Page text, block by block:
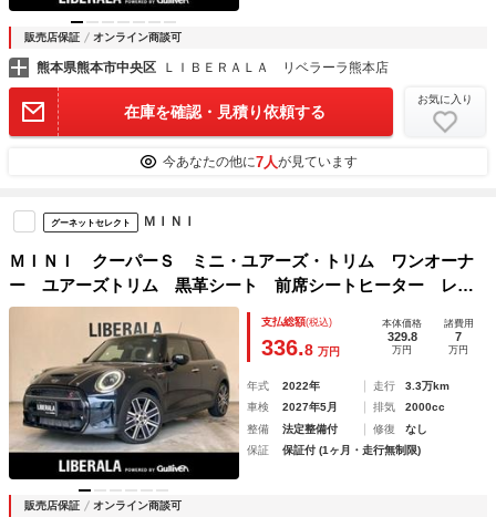
販売店保証 オンライン商談可
熊本県熊本市中央区 ＬＩＢＥＲＡＬＡ リベラーラ熊本店
在庫を確認・見積り依頼する
お気に入り
今あなたの他に7人が見ています
グーネットセレクト ＭＩＮＩ
ＭＩＮＩ クーパーＳ ミニ・ユアーズ・トリム ワンオーナ
ー ユアーズトリム 黒革シート 前席シートヒーター レザ
ーステアリング 純正ナビ Ｂｌｕｅｔｏｏｔｈ ＵＳＢ Ｐ
ＤＣ自動起動 ＥＴＣ アンビエントライト ＵＫテールラン
プ 純正１８インチＡＷ
支払総額(税込)
336.8 万円
本体価格
329.8
万円
諸費用
7
万円
年式 2022年 走行
3.3万km
車検
2027年5月 排気
2000cc
整備
法定整備付 修復
なし
保証
保証付 (1ヶ月・走行無制限)
販売店保証 オンライン商談可